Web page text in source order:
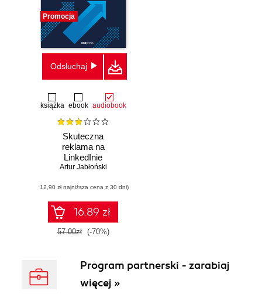
Promocja
Odsłuchaj
książka ebook audiobook
Skuteczna
reklama na
LinkedInie
Artur Jabłoński
(12,90 zł najniższa cena z 30 dni)
16.89 zł
57.00zł (-70%)
Program partnerski - zarabiaj
więcej »